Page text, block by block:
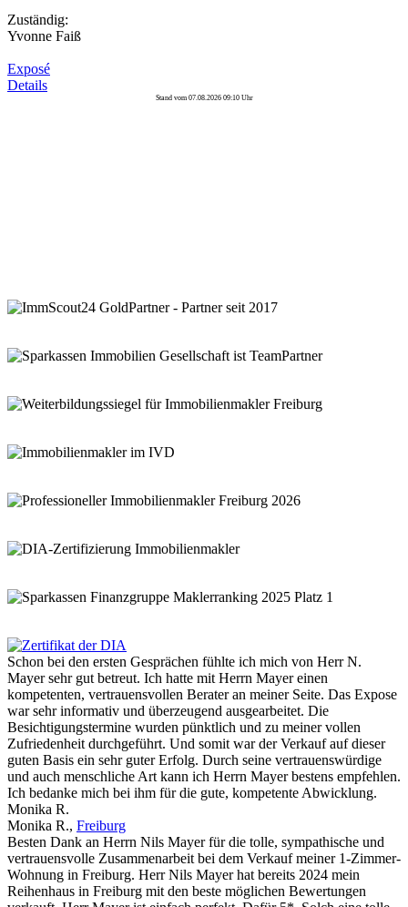
Zuständig:
Yvonne Faiß
Exposé
Details
Stand vom 07.08.2026 09:10 Uhr
Schon bei den ersten Gesprächen fühlte ich mich von Herr N.
Mayer sehr gut betreut. Ich hatte mit Herrn Mayer einen
kompetenten, vertrauensvollen Berater an meiner Seite. Das Expose
war sehr informativ und überzeugend ausgearbeitet. Die
Besichtigungstermine wurden pünktlich und zu meiner vollen
Zufriedenheit durchgeführt. Und somit war der Verkauf auf dieser
guten Basis ein sehr guter Erfolg. Durch seine vertrauenswürdige
und auch menschliche Art kann ich Herrn Mayer bestens empfehlen.
Ich bedanke mich bei ihm für die gute, kompetente Abwicklung.
Monika R.
Monika R., Freiburg
Besten Dank an Herrn Nils Mayer für die tolle, sympathische und
vertrauensvolle Zusammenarbeit bei dem Verkauf meiner 1-Zimmer-
Wohnung in Freiburg. Herr Nils Mayer hat bereits 2024 mein
Reihenhaus in Freiburg mit den beste möglichen Bewertungen